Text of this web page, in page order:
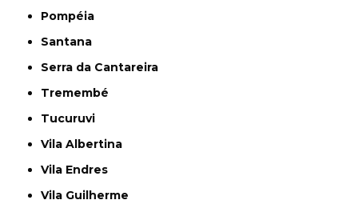
Pompéia
Santana
Serra da Cantareira
Tremembé
Tucuruvi
Vila Albertina
Vila Endres
Vila Guilherme